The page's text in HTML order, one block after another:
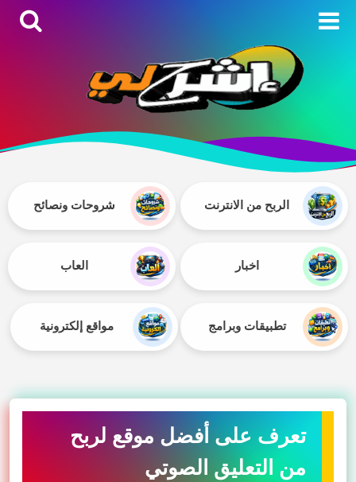
الربح من الانترنت شروحات ونصائح
اخبار العاب
تطبيقات وبرامج مواقع إلكترونية
تعرف على أفضل موقع لربح
من التعليق الصوتي